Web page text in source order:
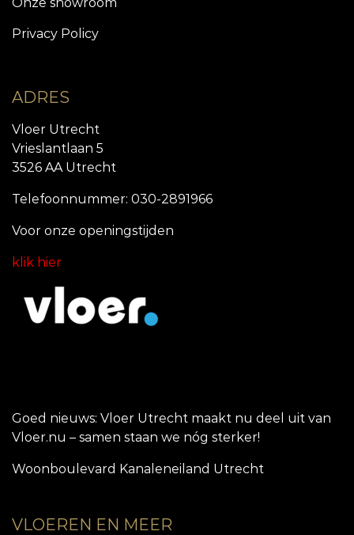
Privacy Policy
ADRES
Vloer Utrecht
Vrieslantlaan 5
3526 AA Utrecht
Telefoonnummer: 030-2891966
Voor onze openingstijden
klik hier
Goed nieuws: Vloer Utrecht maakt nu deel uit van
Vloer.nu – samen staan we nóg sterker!
Woonboulevard Kanaleneiland Utrecht
VLOEREN EN MEER